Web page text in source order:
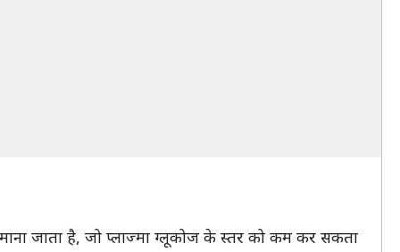
जाता है, जो प्लाज्मा ग्लूकोज के स्तर को कम कर सकता